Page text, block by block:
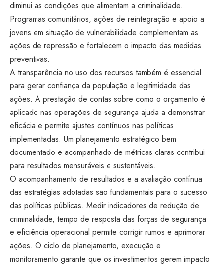
diminui as condições que alimentam a criminalidade.
Programas comunitários, ações de reintegração e apoio a
jovens em situação de vulnerabilidade complementam as
ações de repressão e fortalecem o impacto das medidas
preventivas.
A transparência no uso dos recursos também é essencial
para gerar confiança da população e legitimidade das
ações. A prestação de contas sobre como o orçamento é
aplicado nas operações de segurança ajuda a demonstrar
eficácia e permite ajustes contínuos nas políticas
implementadas. Um planejamento estratégico bem
documentado e acompanhado de métricas claras contribui
para resultados mensuráveis e sustentáveis.
O acompanhamento de resultados e a avaliação contínua
das estratégias adotadas são fundamentais para o sucesso
das políticas públicas. Medir indicadores de redução de
criminalidade, tempo de resposta das forças de segurança
e eficiência operacional permite corrigir rumos e aprimorar
ações. O ciclo de planejamento, execução e
monitoramento garante que os investimentos gerem impacto